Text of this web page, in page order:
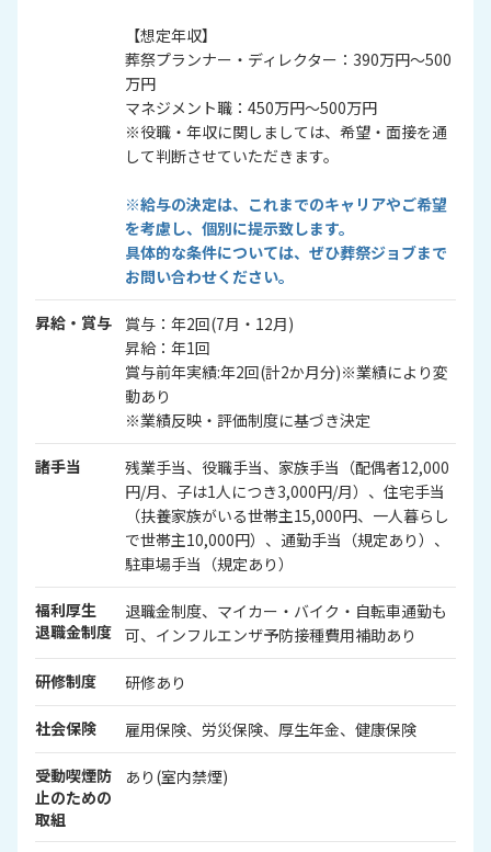
【想定年収】
葬祭プランナー・ディレクター：390万円～500
万円
マネジメント職：450万円～500万円
※役職・年収に関しましては、希望・面接を通
して判断させていただきます。
※給与の決定は、これまでのキャリアやご希望
を考慮し、個別に提示致します。
具体的な条件については、ぜひ葬祭ジョブまで
お問い合わせください。
昇給・賞与
賞与：年2回(7月・12月)
昇給：年1回
賞与前年実績:年2回(計2か月分)※業績により変
動あり
※業績反映・評価制度に基づき決定
諸手当
残業手当、役職手当、家族手当（配偶者12,000
円/月、子は1人につき3,000円/月）、住宅手当
（扶養家族がいる世帯主15,000円、一人暮らし
で世帯主10,000円）、通勤手当（規定あり）、
駐車場手当（規定あり）
福利厚生
退職金制度
退職金制度、マイカー・バイク・自転車通勤も
可、インフルエンザ予防接種費用補助あり
研修制度 研修あり
社会保険 雇用保険、労災保険、厚生年金、健康保険
受動喫煙防
止のための
取組
あり(室内禁煙)